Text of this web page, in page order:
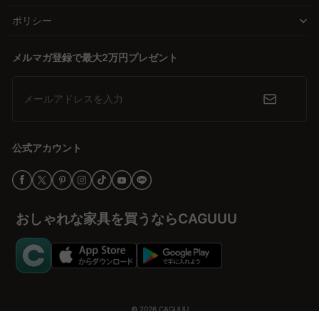
ポリシー
メルマガ登録で最大2万円プレゼント
メールアドレスを入力
公式アカウント
おしゃれな家具を買うならCAGUUU
© 2026 CAGUUU